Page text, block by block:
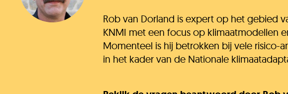
Rob van Dorland is expert op het gebied
KNMI met een focus op klimaatmodellen
Momenteel is hij betrokken bij vele risico-
in het kader van de Nationale